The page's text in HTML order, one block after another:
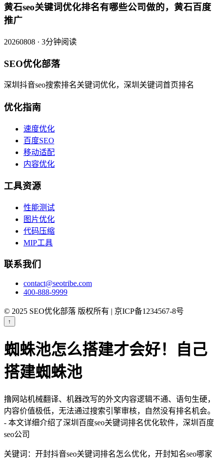
黄石seo关键词优化排名有哪些公司做的，黄石百度
推广
20260808 · 3分钟阅读
SEO优化部落
深圳抖音seo搜索排名关键词优化，深圳关键词首页排名
优化指南
速度优化
百度SEO
移动适配
内容优化
工具资源
性能测试
图片优化
代码压缩
MIP工具
联系我们
contact@seotribe.com
400-888-9999
© 2025 SEO优化部落 版权所有 | 京ICP备1234567-8号
↑
蜘蛛池怎么搭建才会好！自己
搭建蜘蛛池
撸网站机械翻译、机器改写的外文内容逻辑不通、语句生硬，
内容价值极低，无法通过搜索引擎审核，自然没有排名机会。
- 本文详细介绍了深圳百度seo关键词排名优化软件，深圳百度
seo公司
关键词：开封抖音seo关键词排名怎么优化，开封知名seo哪家